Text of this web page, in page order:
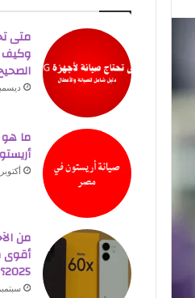
وكيف
ديسمبر 13,
ما هو
أكتوبر 21, 2025
أقوى
2025؟
سبتمبر 25, 2025